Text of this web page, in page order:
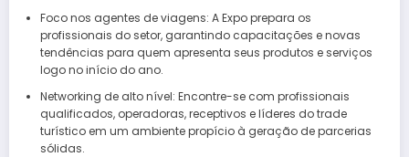
Foco nos agentes de viagens: A Expo prepara os
profissionais do setor, garantindo capacitações e novas
tendências para quem apresenta seus produtos e serviços
logo no início do ano.
Networking de alto nível: Encontre-se com profissionais
qualificados, operadoras, receptivos e líderes do trade
turístico em um ambiente propício à geração de parcerias
sólidas.